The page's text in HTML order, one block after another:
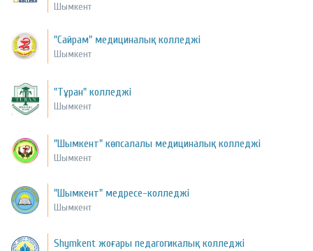
Шымкент
"Сайрам" медициналық колледжі
Шымкент
"Тұран" колледжі
Шымкент
"Шымкент" көпсалалы медициналық колледжі
Шымкент
"Шымкент" медресе-колледжі
Шымкент
Shymkent жоғары педагогикалық колледжі